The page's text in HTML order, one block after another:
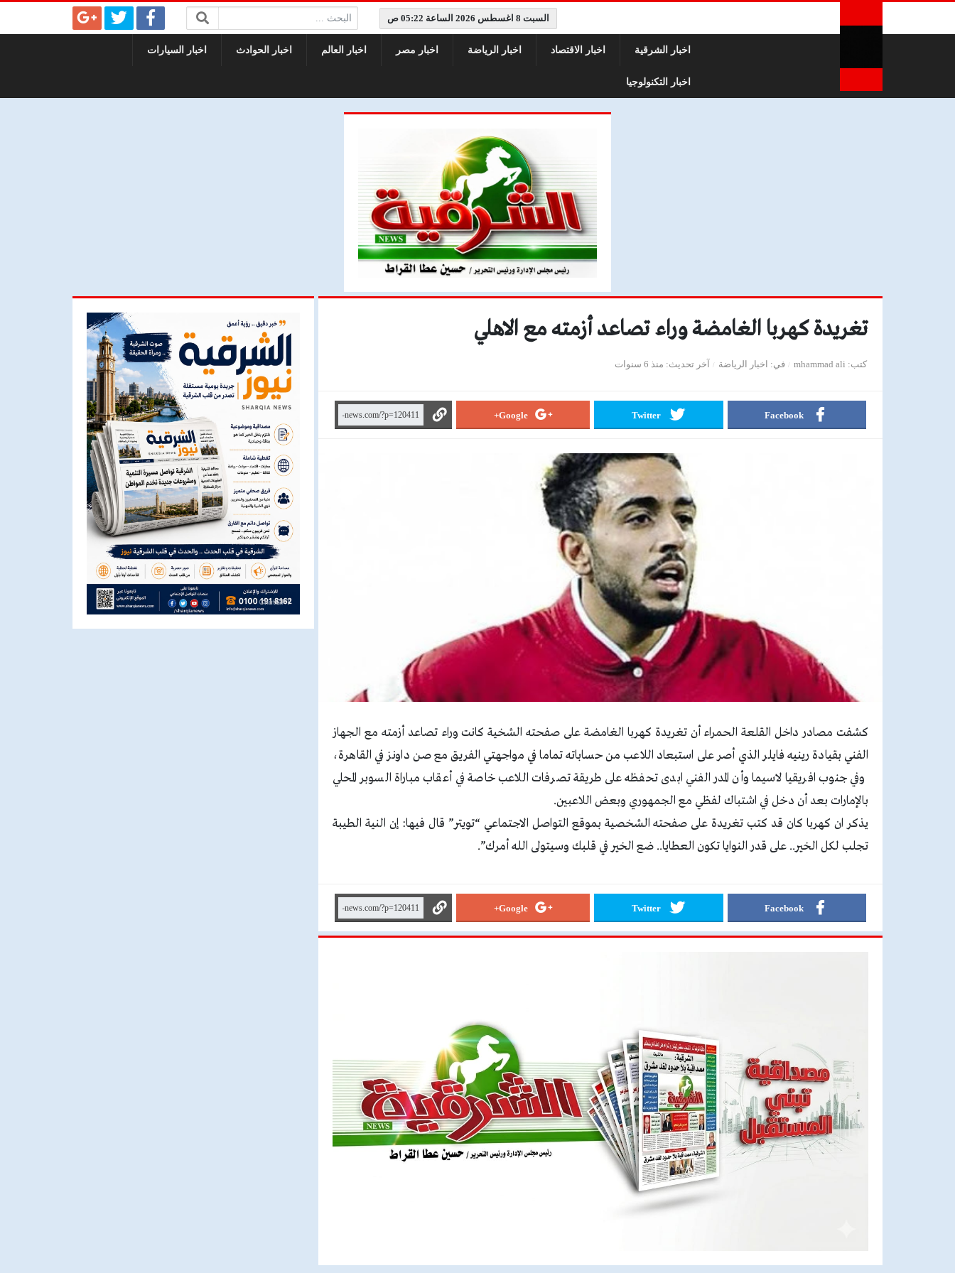
السبت 8 اغسطس 2026 الساعة 05:22 ص البحث:
اخبار الشرقية اخبار الاقتصاد اخبار الرياضة اخبار مصر اخبار العالم اخبار الحوادث اخبار السيارات
اخبار التكنولوجيا
تغريدة كهربا الغامضة وراء تصاعد أزمته مع الاهلي
كتب mhammad ali في اخبار الرياضة آخر تحديث منذ 6 سنوات
Facebook
Twitter
Google+
كشفت مصادر داخل القلعة الحمراء أن تغريدة كهربا الغامضة على صفحته الشخية كانت وراء تصاعد أزمته مع الجهاز
الفني بقيادة رينيه فايلر الذي أصر على استبعاد اللاعب من حساباته تماما في مواجهتي الفريق مع صن داونز في القاهرة،
وفي جنوب افريقيا لاسيما وأن المدر الفني ابدى تحفظه على طريقة تصرفات اللاعب خاصة في أعقاب مباراة السوبر المحلي
بالإمارات بعد أن دخل في اشتباك لفظي مع الجمهوري وبعض اللاعبين.
يذكر ان كهربا كان قد كتب تغريدة على صفحته الشخصية بموقع التواصل الاجتماعي “تويتر” قال فيها: إن النية الطيبة
تجلب لكل الخير.. على قدر النوايا تكون العطايا.. ضع الخير في قلبك وسيتولى الله أمرك”.
Facebook
Twitter
Google+